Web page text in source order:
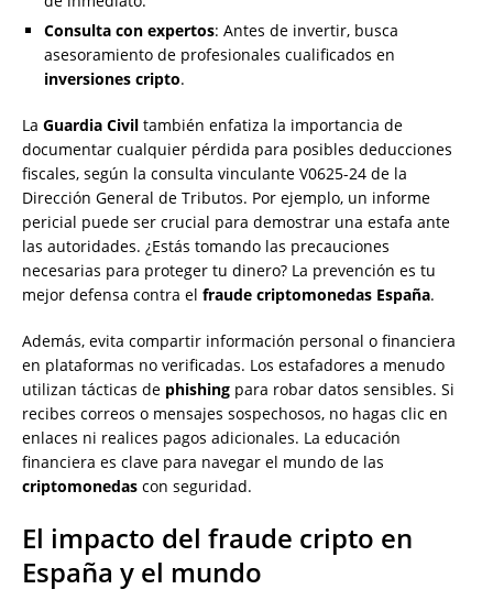
Consulta con expertos: Antes de invertir, busca
asesoramiento de profesionales cualificados en
inversiones cripto.
La Guardia Civil también enfatiza la importancia de
documentar cualquier pérdida para posibles deducciones
fiscales, según la consulta vinculante V0625-24 de la
Dirección General de Tributos. Por ejemplo, un informe
pericial puede ser crucial para demostrar una estafa ante
las autoridades. ¿Estás tomando las precauciones
necesarias para proteger tu dinero? La prevención es tu
mejor defensa contra el fraude criptomonedas España.
Además, evita compartir información personal o financiera
en plataformas no verificadas. Los estafadores a menudo
utilizan tácticas de phishing para robar datos sensibles. Si
recibes correos o mensajes sospechosos, no hagas clic en
enlaces ni realices pagos adicionales. La educación
financiera es clave para navegar el mundo de las
criptomonedas con seguridad.
El impacto del fraude cripto en
España y el mundo